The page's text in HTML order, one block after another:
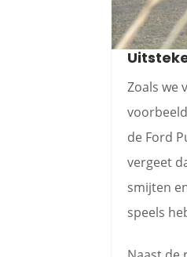
Zoals we
de Ford
vergeet
smijten
speels